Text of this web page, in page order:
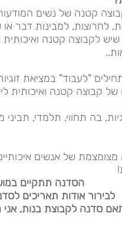
קטנה של נשים
לחרוצות, למבינות דבר או
לקבוצה קטנה ואיכותית
"לעבוד" במציאת
קבוצה קטנה ואיכותית
, בה תחווי, תלמדי,
מצומצמת של אנשים
הסדנה תתקיים
לבירור אודות תאריכים
סדנה לקבוצת בנות,